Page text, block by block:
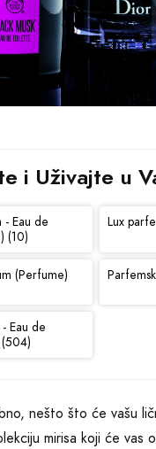
i Uživajte u
- Eau de
(10)
Lux
(Perfume)
Eau de
nešto što će vašu
mirisa koji će vas